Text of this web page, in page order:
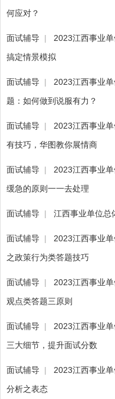
何应对？
面试辅导 |
2023江西事业
搞定情景模拟
面试辅导 |
2023江西事业
题：如何做到说服有力？
面试辅导 |
2023江西事业
有技巧，华图教你展情商
面试辅导 |
2023江西事业
缓急的原则一一去处理
面试辅导 | 江西事业单位总
面试辅导 |
2023江西事业
之政策行为类答题技巧
面试辅导 |
2023江西事业
观点类答题三原则
面试辅导 |
2023江西事业
三大细节，提升面试分数
面试辅导 |
2023江西事业
分析之表态